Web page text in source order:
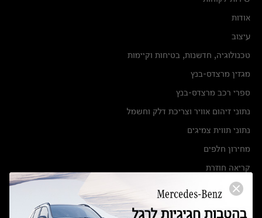
אודות
עיצוב
טכנולוגיה, חדשנות, בטיחות וקיימות
מגזין מרצדס-בנץ
ספרי רכב מרצדס-בנץ
נתוני זיהום אוויר וצריכת דלק וחשמל
נתוני תווית צמיגים
מחירון חלפים
קריאה חוזרת
הודעה על הטבות לרכבי מרצדס בהסדר פשרה בתצ 56447-02-19